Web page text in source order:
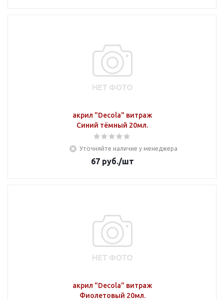
акрил "Decola" витраж
Синий тёмный 20мл.
Уточняйте наличие у менеджера
67руб./шт
акрил "Decola" витраж
Фиолетовый 20мл.